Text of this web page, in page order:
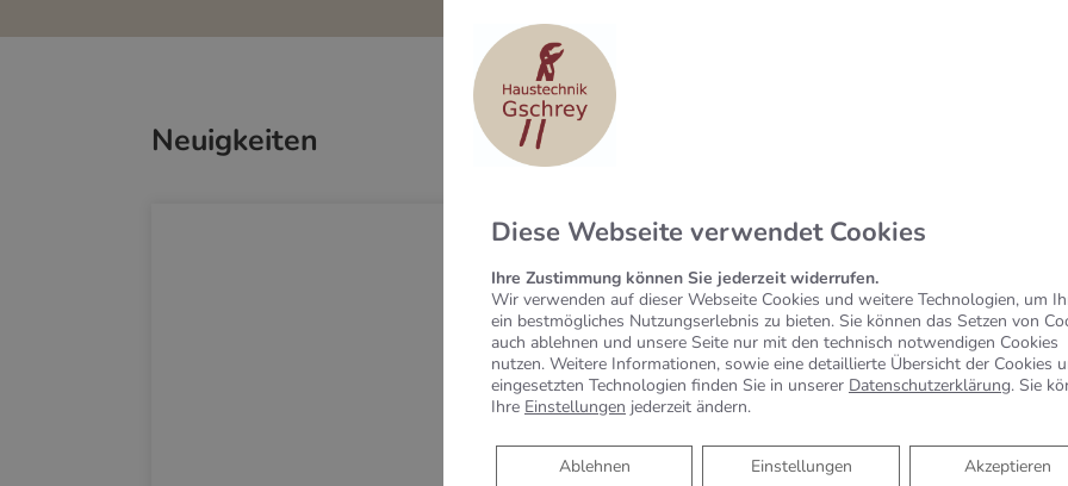
Neuigkeiten
Diese Webseite verwendet Cookies
Ihre Zustimmung können Sie jederzeit widerrufen.
Wir verwenden auf dieser Webseite Cookies und weitere Technologien, um
ein bestmögliches Nutzungserlebnis zu bieten. Sie können das Setzen von
auch ablehnen und unsere Seite nur mit den technisch notwendigen Cookies
nutzen. Weitere Informationen, sowie eine detaillierte Übersicht der Cookies
eingesetzten Technologien finden Sie in unserer Datenschutzerklärung. Sie
Ihre Einstellungen jederzeit ändern.
Akzeptieren
Einstellungen
Ablehnen
Ablehnen